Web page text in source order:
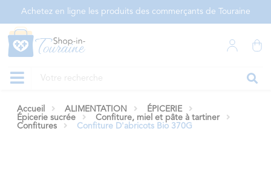
Achetez en ligne les produits des commerçants de Touraine
Accueil ALIMENTATION
ÉPICERIE
Épicerie sucrée
Confiture, miel et pâte à tartiner
Confitures
Confiture D'abricots Bio 370G
Panneau de gestion des cookies